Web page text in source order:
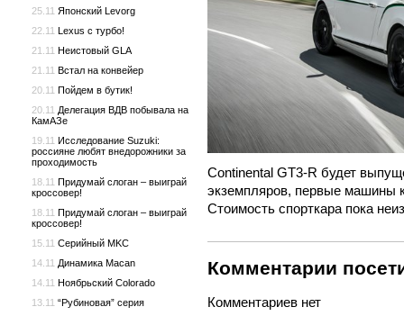
Continental GT3-R будет
экземпляров, первые машины
Стоимость спорткара пока
Комментарии
Комментариев нет
25.11 Японский Levorg
22.11 Lexus с турбо!
21.11 Неистовый GLA
21.11 Встал на конвейер
20.11 Пойдем в бутик!
20.11 Делегация ВДВ побывала на
КамАЗе
19.11 Исследование Suzuki:
россияне любят внедорожники за
проходимость
18.11 Придумай слоган – выиграй
кроссовер!
18.11 Придумай слоган – выиграй
кроссовер!
15.11 Серийный MKC
14.11 Динамика Macan
14.11 Ноябрьский Colorado
13.11 “Рубиновая” серия